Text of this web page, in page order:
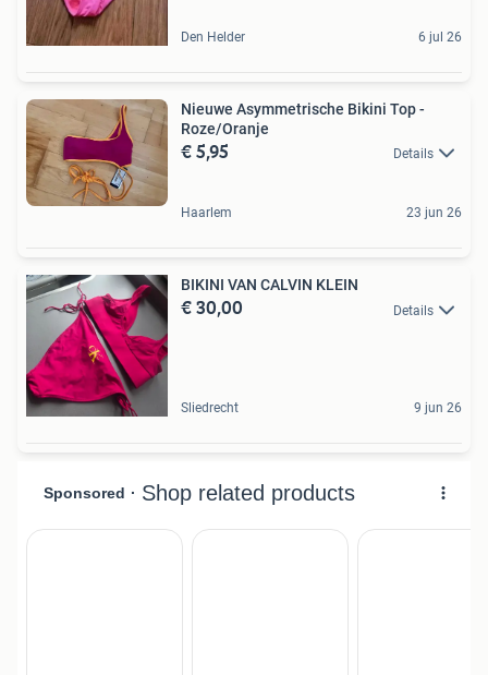
Den Helder 6 jul 26
Nieuwe Asymmetrische Bikini Top -
Roze/Oranje
€ 5,95 Details
Haarlem 23 jun 26
BIKINI VAN CALVIN KLEIN
€ 30,00 Details
Sliedrecht 9 jun 26